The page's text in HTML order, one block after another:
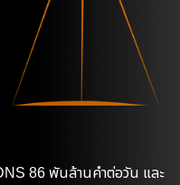
86 พันล้านคำต่อวัน และ